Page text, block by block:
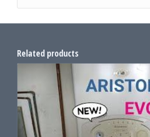
Related products